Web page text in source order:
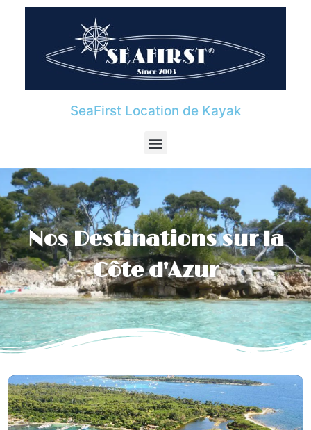
SeaFirst Location de Kayak
Nos Destinations sur la
Côte d'Azur